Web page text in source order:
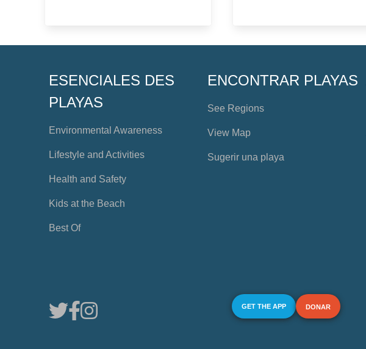
ESENCIALES DES
PLAYAS
Environmental Awareness
Lifestyle and Activities
Health and Safety
Kids at the Beach
Best Of
ENCONTRAR PLAYAS
See Regions
View Map
Sugerir una playa
GET THE APP DONAR